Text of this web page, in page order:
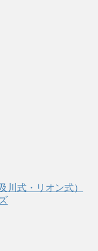
川式・リオン式）